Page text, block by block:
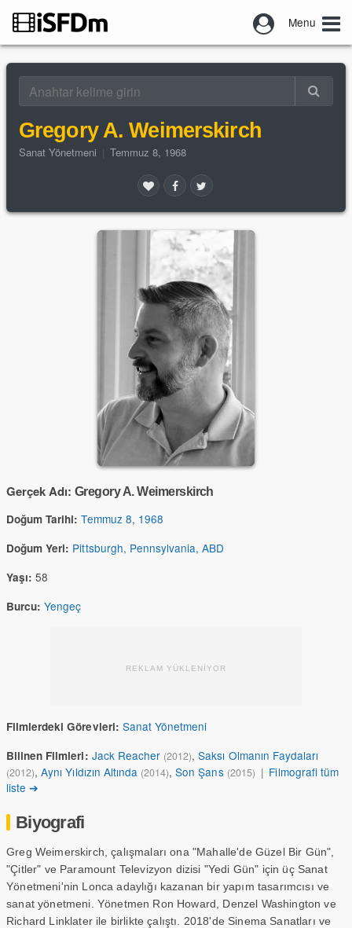
Menu
Gregory A. Weimerskirch
Sanat Yönetmeni Temmuz 8, 1968
Gerçek Adı: Gregory A. Weimerskirch
Doğum Tarihi: Temmuz 8, 1968
Doğum Yeri: Pittsburgh, Pennsylvania, ABD
Yaşı: 58
Burcu: Yengeç
REKLAM YÜKLENİYOR
Filmlerdeki Görevleri: Sanat Yönetmeni
Bilinen Filmleri: Jack Reacher (2012),Saksı Olmanın Faydaları
(2012),Aynı Yıldızın Altında (2014),Son Şans (2015) | Filmografi tüm
liste ➔
Biyografi
Greg Weimerskirch, çalışmaları ona "Mahalle'de Güzel Bir Gün",
"Çitler" ve Paramount Televizyon dizisi "Yedi Gün" için üç Sanat
Yönetmeni'nin Lonca adaylığı kazanan bir yapım tasarımcısı ve
sanat yönetmeni. Yönetmen Ron Howard, Denzel Washington ve
Richard Linklater ile birlikte çalıştı. 2018'de Sinema Sanatları ve